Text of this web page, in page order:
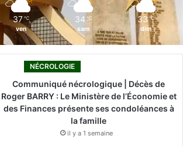
37 ℃
ven
34 ℃
sam
33 ℃
dim
NÉCROLOGIE
Communiqué nécrologique | Décès de
Roger BARRY : Le Ministère de l’Économie et
des Finances présente ses condoléances à
la famille
il y a 1 semaine